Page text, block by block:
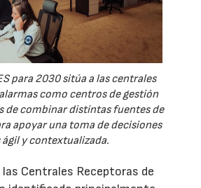
para 2030 sitúa a las centrales
como centros de gestión
de combinar distintas fuentes de
apoyar una toma de decisiones
ágil y contextualizada.
Centrales Receptoras de